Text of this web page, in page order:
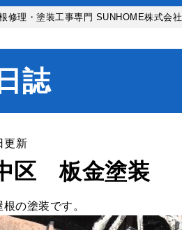
修理・塗装工事専門 SUNHOME株式会社
誌
更新
区 板金塗装
の塗装です。